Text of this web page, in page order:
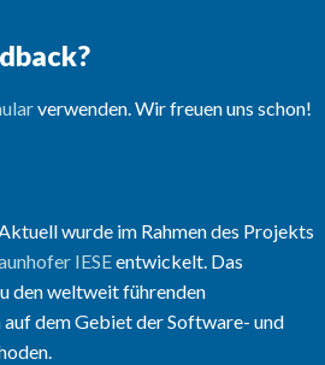
verwenden. Wir freuen uns schon!
wurde im Rahmen des Projekts
IESEentwickelt. Das
den weltweit führenden
dem Gebiet der Software- und